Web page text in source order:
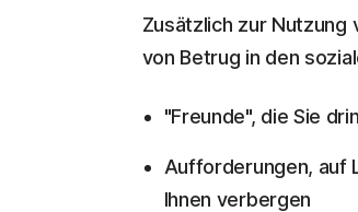
Zusätzlich zur
von Betrug in den
"Freunde", die Sie
Aufforderungen, auf
Ihnen verbergen